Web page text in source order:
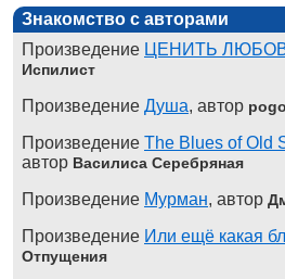
Знакомство с авторами
Произведение ЦЕНИТЬ
Испилист
Произведение Душа, автор
Произведение The Blues of Old
автор Василиса Серебряная
Произведение Мурман, автор
Произведение Или ещё какая
Отпущения